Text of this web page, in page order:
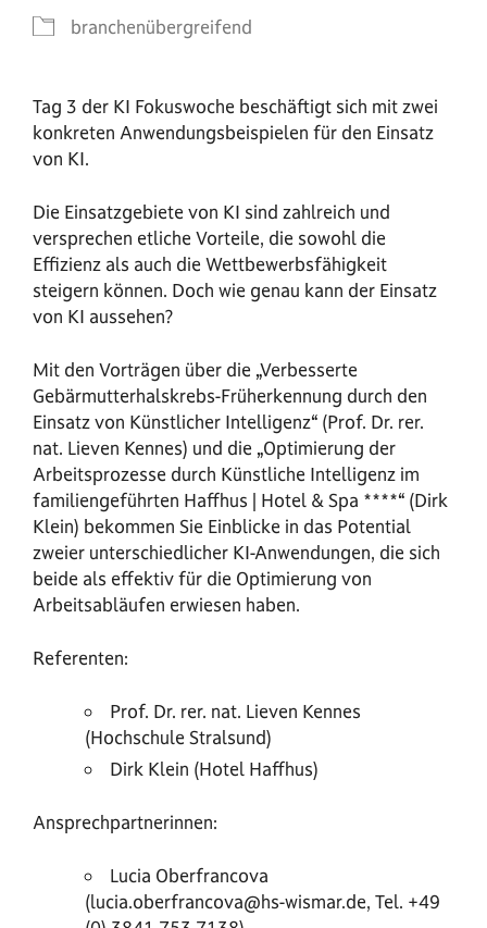
branchenübergreifend
Tag 3 der KI Fokuswoche beschäftigt sich mit zwei
konkreten Anwendungsbeispielen für den Einsatz
von KI.
Die Einsatzgebiete von KI sind zahlreich und
versprechen etliche Vorteile, die sowohl die
Effizienz als auch die Wettbewerbsfähigkeit
steigern können. Doch wie genau kann der Einsatz
von KI aussehen?
Mit den Vorträgen über die „Verbesserte
Gebärmutterhalskrebs-Früherkennung durch den
Einsatz von Künstlicher Intelligenz“ (Prof. Dr. rer.
nat. Lieven Kennes) und die „Optimierung der
Arbeitsprozesse durch Künstliche Intelligenz im
familiengeführten Haffhus | Hotel & Spa ****“ (Dirk
Klein) bekommen Sie Einblicke in das Potential
zweier unterschiedlicher KI-Anwendungen, die sich
beide als effektiv für die Optimierung von
Arbeitsabläufen erwiesen haben.
Referenten:
Prof. Dr. rer. nat. Lieven Kennes
(Hochschule Stralsund)
Dirk Klein (Hotel Haffhus)
Ansprechpartnerinnen:
Lucia Oberfrancova
(lucia.oberfrancova@hs-wismar.de, Tel. +49